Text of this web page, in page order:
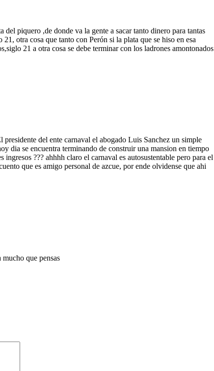
piquero ,de donde va la gente a sacar tanto dinero para tantas
otra cosa que tanto con Perón si la plata que se hiso en esa
21 a otra cosa se debe terminar con los ladrones amontonados
del ente carnaval el abogado Luis Sanchez un simple
dia se encuentra terminando de construir una mansion en tiempo
??? ahhhh claro el carnaval es autosustentable pero para el
que es amigo personal de azcue, por ende olvidense que ahi
mucho que pensas